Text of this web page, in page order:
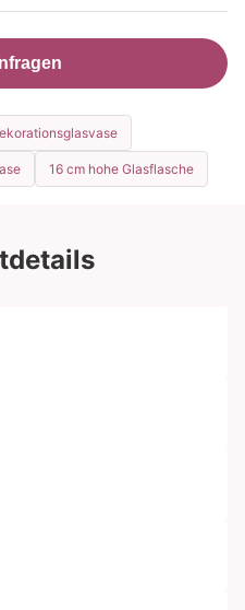
16 cm hohe Glasflasche